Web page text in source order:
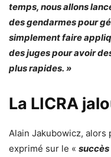
temps, nous allons
des gendarmes pour
simplement faire
des juges pour avoir
plus rapides. »
La LICRA
Alain Jakubowicz, alors
exprimé sur le «